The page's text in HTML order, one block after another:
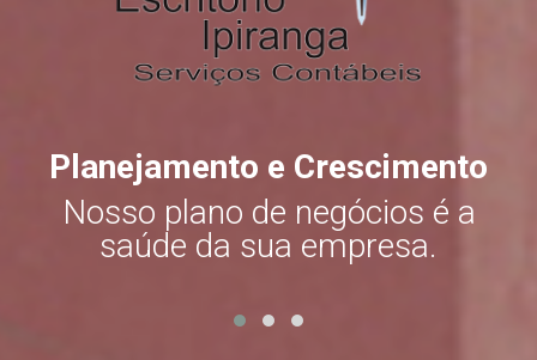
Planejamento e Crescimento
Nosso plano de negócios é a
saúde da sua empresa.